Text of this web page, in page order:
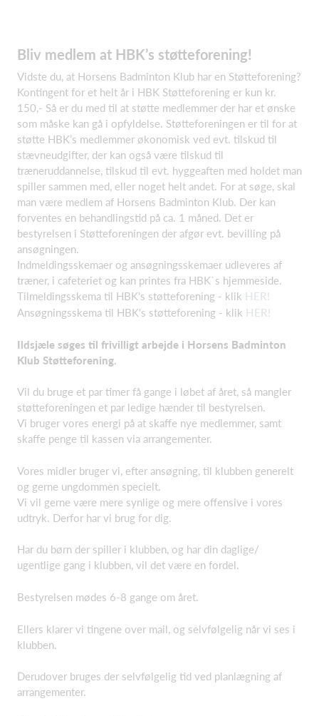
Bliv medlem at HBK’s støtteforening!
Vidste du, at Horsens Badminton Klub har en Støtteforening?
Kontingent for et helt år i HBK Støtteforening er kun kr.
150,- Så er du med til at støtte medlemmer der har et ønske
som måske kan gå i opfyldelse. Støtteforeningen er til for at
støtte HBK’s medlemmer økonomisk ved evt. tilskud til
stævneudgifter, der kan også være tilskud til
træneruddannelse, tilskud til evt. hyggeaften med holdet man
spiller sammen med, eller noget helt andet. For at søge, skal
man være medlem af Horsens Badminton Klub. Der kan
forventes en behandlingstid på ca. 1 måned. Det er
bestyrelsen i Støtteforeningen der afgør evt. bevilling på
ansøgningen.
Indmeldingsskemaer og ansøgningsskemaer udleveres af
træner, i cafeteriet og kan printes fra HBK`s hjemmeside.
Tilmeldingsskema til HBK's støtteforening - klik HER!
Ansøgningsskema til HBK's støtteforening - klik HER!
Ildsjæle søges til frivilligt arbejde i Horsens Badminton
Klub Støtteforening.
Vil du bruge et par timer få gange i løbet af året, så mangler
støtteforeningen et par ledige hænder til bestyrelsen.
Vi bruger vores energi på at skaffe nye medlemmer, samt
skaffe penge til kassen via arrangementer.
Vores midler bruger vi, efter ansøgning, til klubben generelt
og gerne ungdommen specielt.
Vi vil gerne være mere synlige og mere offensive i vores
udtryk. Derfor har vi brug for dig.
Har du børn der spiller i klubben, og har din daglige/
ugentlige gang i klubben, vil det være en fordel.
Bestyrelsen mødes 6-8 gange om året.
Ellers klarer vi tingene over mail, og selvfølgelig når vi ses i
klubben.
Derudover bruges der selvfølgelig tid ved planlægning af
arrangementer.